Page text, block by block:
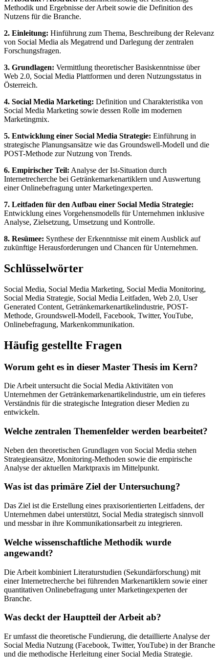
Methodik und Ergebnisse der Arbeit sowie die Definition des
Nutzens für die Branche.
2. Einleitung: Hinführung zum Thema, Beschreibung der Relevanz
von Social Media als Megatrend und Darlegung der zentralen
Forschungsfragen.
3. Grundlagen: Vermittlung theoretischer Basiskenntnisse über
Web 2.0, Social Media Plattformen und deren Nutzungsstatus in
Österreich.
4. Social Media Marketing: Definition und Charakteristika von
Social Media Marketing sowie dessen Rolle im modernen
Marketingmix.
5. Entwicklung einer Social Media Strategie: Einführung in
strategische Planungsansätze wie das Groundswell-Modell und die
POST-Methode zur Nutzung von Trends.
6. Empirischer Teil: Analyse der Ist-Situation durch
Internetrecherche bei Getränkemarkenartiklern und Auswertung
einer Onlinebefragung unter Marketingexperten.
7. Leitfaden für den Aufbau einer Social Media Strategie:
Entwicklung eines Vorgehensmodells für Unternehmen inklusive
Analyse, Zielsetzung, Umsetzung und Kontrolle.
8. Resümee: Synthese der Erkenntnisse mit einem Ausblick auf
zukünftige Herausforderungen und Chancen für Unternehmen.
Schlüsselwörter
Social Media, Social Media Marketing, Social Media Monitoring,
Social Media Strategie, Social Media Leitfaden, Web 2.0, User
Generated Content, Getränkemarkenartikelindustrie, POST-
Methode, Groundswell-Modell, Facebook, Twitter, YouTube,
Onlinebefragung, Markenkommunikation.
Häufig gestellte Fragen
Worum geht es in dieser Master Thesis im Kern?
Die Arbeit untersucht die Social Media Aktivitäten von
Unternehmen der Getränkemarkenartikelindustrie, um ein tieferes
Verständnis für die strategische Integration dieser Medien zu
entwickeln.
Welche zentralen Themenfelder werden bearbeitet?
Neben den theoretischen Grundlagen von Social Media stehen
Strategieansätze, Monitoring-Methoden sowie die empirische
Analyse der aktuellen Marktpraxis im Mittelpunkt.
Was ist das primäre Ziel der Untersuchung?
Das Ziel ist die Erstellung eines praxisorientierten Leitfadens, der
Unternehmen dabei unterstützt, Social Media strategisch sinnvoll
und messbar in ihre Kommunikationsarbeit zu integrieren.
Welche wissenschaftliche Methodik wurde
angewandt?
Die Arbeit kombiniert Literaturstudien (Sekundärforschung) mit
einer Internetrecherche bei führenden Markenartiklern sowie einer
quantitativen Onlinebefragung unter Marketingexperten der
Branche.
Was deckt der Hauptteil der Arbeit ab?
Er umfasst die theoretische Fundierung, die detaillierte Analyse der
Social Media Nutzung (Facebook, Twitter, YouTube) in der Branche
und die methodische Herleitung einer Social Media Strategie.